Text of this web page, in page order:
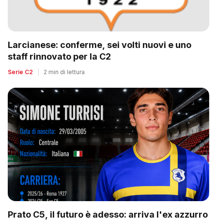
Larcianese: conferme, sei volti nuovi e uno
staff rinnovato per la C2
Serie C2 2 min di lettura
Prato C5, il futuro è adesso: arriva l'ex azzurro